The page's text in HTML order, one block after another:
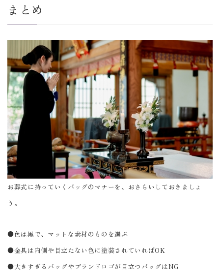
まとめ
お葬式に持っていくバッグのマナーを、おさらいしておきましょ
う。
●色は黒で、マットな素材のものを選ぶ
●金具は内側や目立たない色に塗装されていればOK
●大きすぎるバッグやブランドロゴが目立つバッグはNG